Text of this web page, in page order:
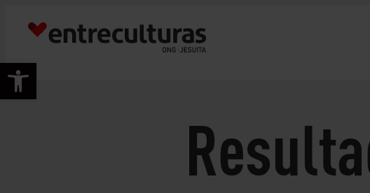
Abrir barra de herramientas